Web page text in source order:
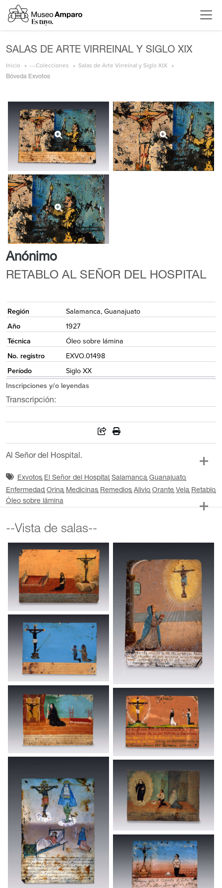
SALAS DE ARTE VIRREINAL Y SIGLO XIX
Inicio ---Colecciones Salas de Arte Virreinal y Siglo XIX
Bóveda Exvotos
Anónimo
RETABLO AL SEÑOR DEL HOSPITAL
Región
Salamanca, Guanajuato
Año
1927
Técnica
Óleo sobre lámina
No. registro
EXVO.01498
Período
Siglo XX
Inscripciones y/o leyendas
Transcripción:
Al Señor del Hospital.
Exvotos El Señor del Hospital Salamanca Guanajuato
Enfermedad Orina Medicinas Remedios Alivio Orante Vela Retablo
Óleo sobre lámina
--Vista de salas--